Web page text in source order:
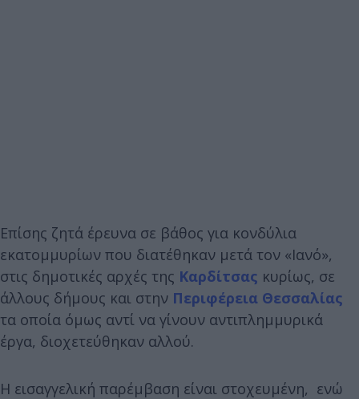
Επίσης ζητά έρευνα σε βάθος για κονδύλια
εκατομμυρίων που διατέθηκαν μετά τον «Ιανό»,
στις δημοτικές αρχές της Καρδίτσας κυρίως, σε
άλλους δήμους και στην Περιφέρεια Θεσσαλίας
τα οποία όμως αντί να γίνουν αντιπλημμυρικά
έργα, διοχετεύθηκαν αλλού.
Η εισαγγελική παρέμβαση είναι στοχευμένη, ενώ